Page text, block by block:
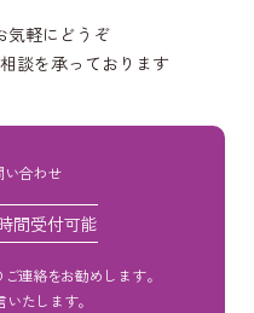
気軽にどうぞ
談を承っております
い合わせ
間受付可能
連絡をお勧めします。
たします。